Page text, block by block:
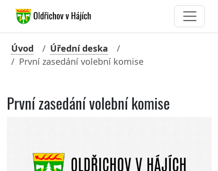
Úvod
Úřední deska
První zasedání volební komise
První zasedání volební komise